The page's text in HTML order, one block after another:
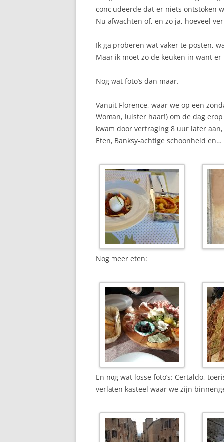
concludeerde dat er niets ontstoken
Nu afwachten of, en zo ja, hoeveel
Ik ga proberen wat vaker te posten,
Maar ik moet zo de keuken in want er
Nog wat foto’s dan maar.
Vanuit Florence, waar we op een
Woman, luister haar!) om de dag
kwam door vertraging 8 uur later aan,
Eten, Banksy-achtige schoonheid
Nog meer eten:
En nog wat losse foto’s: Certaldo,
verlaten kasteel waar we zijn